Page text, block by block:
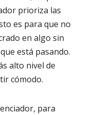
prioriza las
es para que no
en algo sin
está pasando.
alto nivel de
cómodo.
para